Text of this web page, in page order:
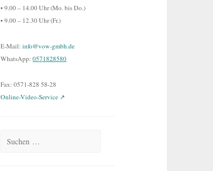
• 9.00 – 14.00 Uhr (Mo. bis Do.)
• 9.00 – 12.30 Uhr (Fr.)
E-Mail:info@vow-gmbh.de
WhatsApp:0571828580
Fax: 0571-828 58-28
Online-Video-Service ↗
Suchen nach: